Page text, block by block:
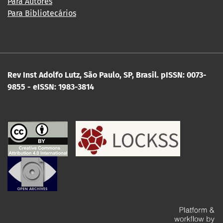
Para Bibliotecários
Rev Inst Adolfo Lutz, São Paulo, SP, Brasil. pISSN: 0073-
9855 - eISSN: 1983-3814